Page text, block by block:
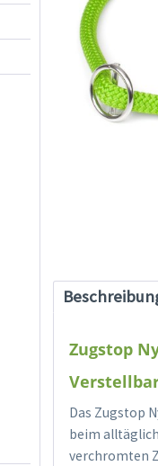
Zugstop
Das Zugstop
beim
verchromten